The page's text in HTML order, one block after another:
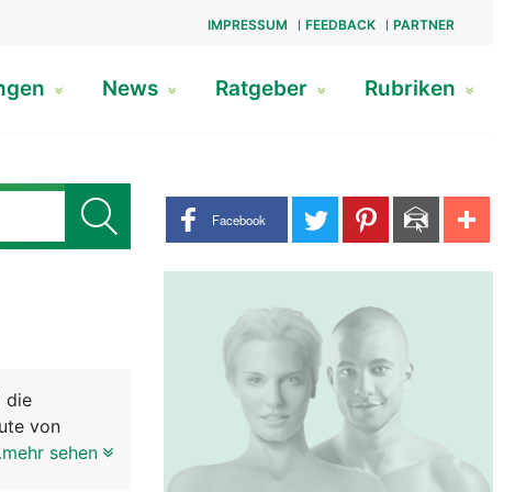
IMPRESSUM FEEDBACK PARTNER
News Ratgeber Rubriken
Share buttons
Facebook
die
von
aus drei
sehen